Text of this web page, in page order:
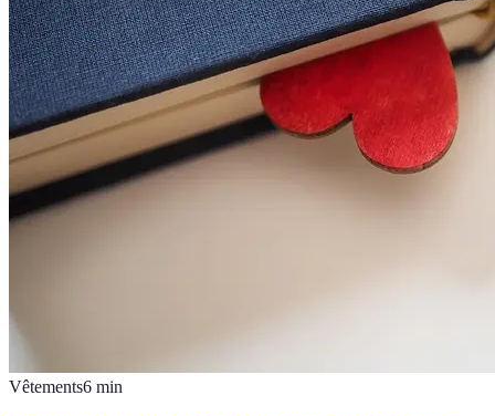
Vêtements6 min